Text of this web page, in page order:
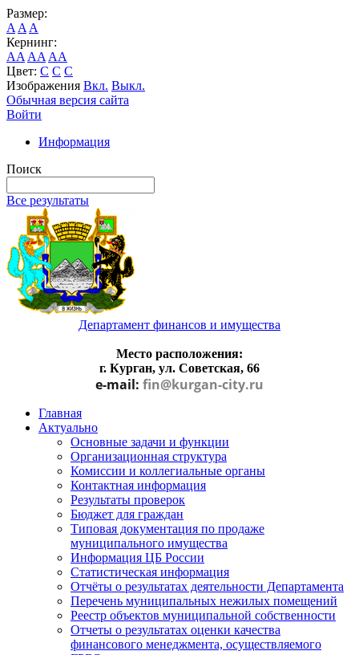
Размер:
A A A
Кернинг:
AA AA AA
Цвет: C C C
Изображения Вкл. Выкл.
Обычная версия сайта
Войти
Информация
Поиск
Все результаты
Департамент финансов и имущества
Место расположения:
г. Курган, ул. Советская, 66
e-mail: fin@kurgan-city.ru
Главная
Актуально
Основные задачи и функции
Организационная структура
Комиссии и коллегиальные органы
Контактная информация
Результаты проверок
Бюджет для граждан
Типовая документация по продаже
муниципального имущества
Информация ЦБ России
Статистическая информация
Отчёты о результатах деятельности Департамента
Перечень муниципальных нежилых помещений
Реестр объектов муниципальной собственности
Отчеты о результатах оценки качества
финансового менеджмента, осуществляемого